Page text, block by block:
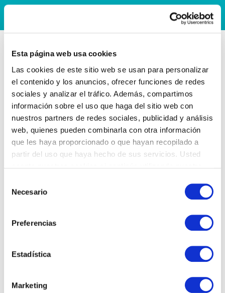
Esta página web usa cookies
Las cookies de este sitio web se usan para personalizar
el contenido y los anuncios, ofrecer funciones de redes
sociales y analizar el tráfico. Además, compartimos
información sobre el uso que haga del sitio web con
nuestros partners de redes sociales, publicidad y análisis
web, quienes pueden combinarla con otra información
que les haya proporcionado o que hayan recopilado a
partir del uso que haya hecho de sus servicios. Usted
Necesario
Preferencias
Estadística
Marketing